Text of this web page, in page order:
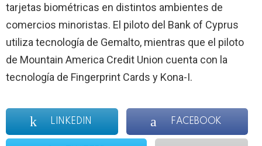
tarjetas biométricas en distintos ambientes de
comercios minoristas. El piloto del Bank of Cyprus
utiliza tecnología de Gemalto, mientras que el piloto
de Mountain America Credit Union cuenta con la
tecnología de Fingerprint Cards y Kona-I.
LINKEDIN FACEBOOK